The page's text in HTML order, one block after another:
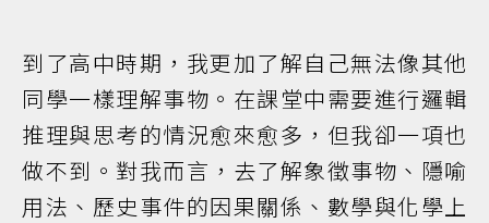
到了高中時期，我更加了解自己無法像其他
同學一樣理解事物。在課堂中需要進行邏輯
推理與思考的情況愈來愈多，但我卻一項也
做不到。對我而言，去了解象徵事物、隱喻
用法、歷史事件的因果關係、數學與化學上